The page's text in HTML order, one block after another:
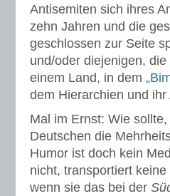
Antisemiten sich ihres
zehn Jahren und die
geschlossen zur Seite
und/oder diejenigen,
einem Land, in dem
dem Hierarchien und
Mal im Ernst: Wie
Deutschen die
Humor ist doch kein
nicht, transportiert
wenn sie das bei der